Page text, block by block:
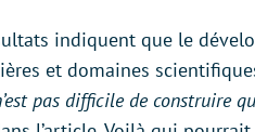
indiquent que le
et domaines
pas difficile de construire